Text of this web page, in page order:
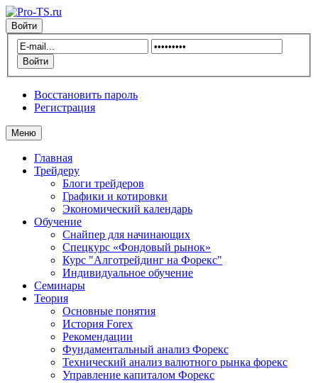
Войти
Восстановить пароль
Регистрация
Меню
Главная
Трейдеру
Блоги трейдеров
Графики и котировки
Экономический календарь
Обучение
Снайпер для начинающих
Спецкурс «Фондовый рынок»
Курс "Алготрейдинг на Форекс"
Индивидуальное обучение
Семинары
Теория
Основные понятия
История Forex
Рекомендации
Фундаментальный анализ Форекс
Технический анализ валютного рынка форекс
Управление капиталом Форекс